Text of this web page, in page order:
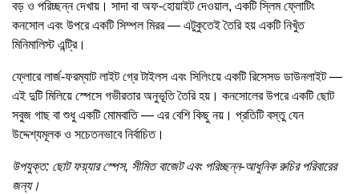
বড় ও পরিচ্ছন্ন দেখায়। সাদা বা অফ-হোয়াইট দেওয়াল, একটি স্লিম ফ্লোটিং
কনসোল এবং উপরে একটি সিম্পল মিরর — এটুকুতেই তৈরি হয় একটি নিখুঁত
মিনিমালিস্ট এন্ট্রি।
ফ্লোরে লার্জ-ফরম্যাট লাইট গ্রে টাইলস এবং সিলিংয়ে একটি রিসেসড ডাউনলাইট —
এই দুটি মিলিয়ে স্পেসে গভীরতার অনুভূতি তৈরি হয়। কনসোলের উপরে একটি ছোট
সবুজ গাছ বা শুধু একটি মোমবাতি — এর বেশি কিছু নয়। প্রতিটি বস্তু যেন
উদ্দেশ্যমূলক ও সচেতনভাবে নির্বাচিত।
উপযুক্ত: ছোট ফয়্যার স্পেস, সীমিত বাজেট এবং পরিচ্ছন্ন-আধুনিক রুচির পরিবারের
জন্য।